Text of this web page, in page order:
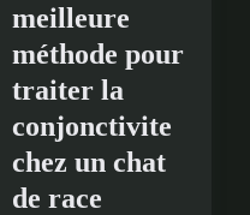
meilleure
méthode pour
traiter la
conjonctivite
chez un chat
de race